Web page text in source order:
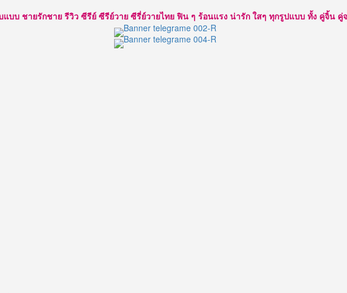
บ ชายรักชาย รีวิว ซีรีย์ ซีรีย์วาย ซีรี่ย์วายไทย ฟิน ๆ ร้อนแรง น่ารัก ใสๆ ทุกรูปแบบ ทั้ง คู่จิ้น คู่